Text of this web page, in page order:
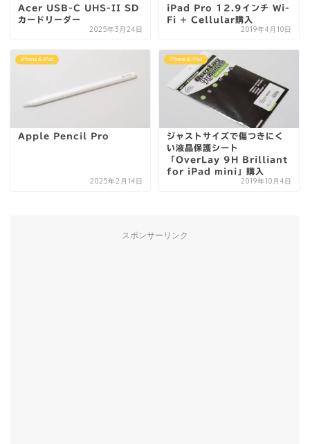
Acer USB-C UHS-II SD
カードリーダー
2025年3月24日
iPad Pro 12.9インチ Wi-
Fi + Cellular購入
2019年4月10日
iPhone & iPad
Apple Pencil Pro
2025年2月14日
iPhone & iPad
ジャストサイズで傷つきにく
い液晶保護シート
「OverLay 9H Brilliant
for iPad mini」購入
2019年10月4日
スポンサーリンク